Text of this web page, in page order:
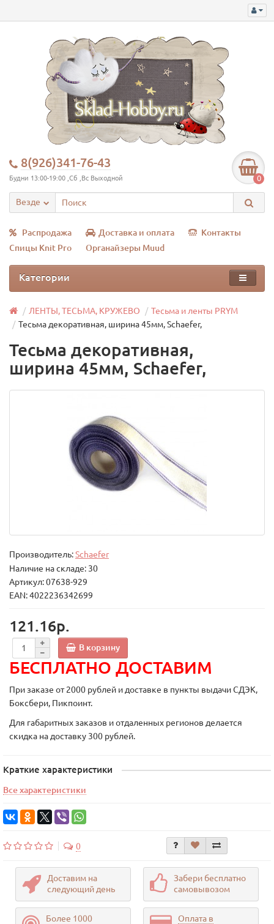
8(926)341-76-43
Будни 13:00-19:00 ,Сб ,Вс Выходной 0
Везде
Распродажа Доставка и оплата
Контакты
Спицы Knit Pro
Органайзеры Muud
Категории
ЛЕНТЫ, ТЕСЬМА, КРУЖЕВО
Тесьма и ленты PRYM
Тесьма декоративная, ширина 45мм, Schaefer,
Тесьма декоративная,
ширина 45мм, Schaefer,
Производитель:Schaefer
Наличие на складе: 30
Артикул: 07638-929
EAN: 4022236342699
121.16р.
В корзину
БЕСПЛАТНО ДОСТАВИМ
При заказе от 2000 рублей и доставке в пункты выдачи СДЭК,
Боксбери, Пикпоинт.
Для габаритных заказов и отдаленных регионов делается
скидка на доставку 300 рублей.
Краткие характеристики
Все характеристики
0
Доставим на
следующий день
Забери бесплатно
самовывозом
Более 1000
Оплата в